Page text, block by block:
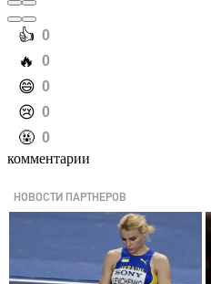
️👍 0
️🔥 0
️😄 0
️😢 0
️🤬 0
комментарии